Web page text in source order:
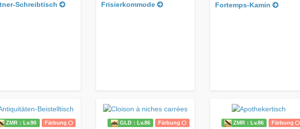
Schreibtisch Frisierkommode Fortemps-Kamin
ZMR：Lv.90 Färbung GLD：Lv.86 Färbung ZMR：Lv.86 Färbung